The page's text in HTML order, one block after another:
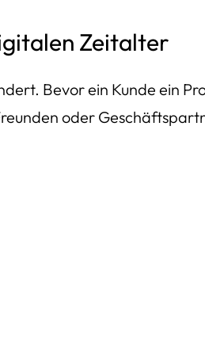
Zeitalter
Bevor ein Kunde ein
oder